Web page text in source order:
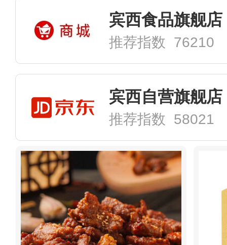
宾西食品旗舰店
推荐指数 76210
宾西自营旗舰店
推荐指数 58021